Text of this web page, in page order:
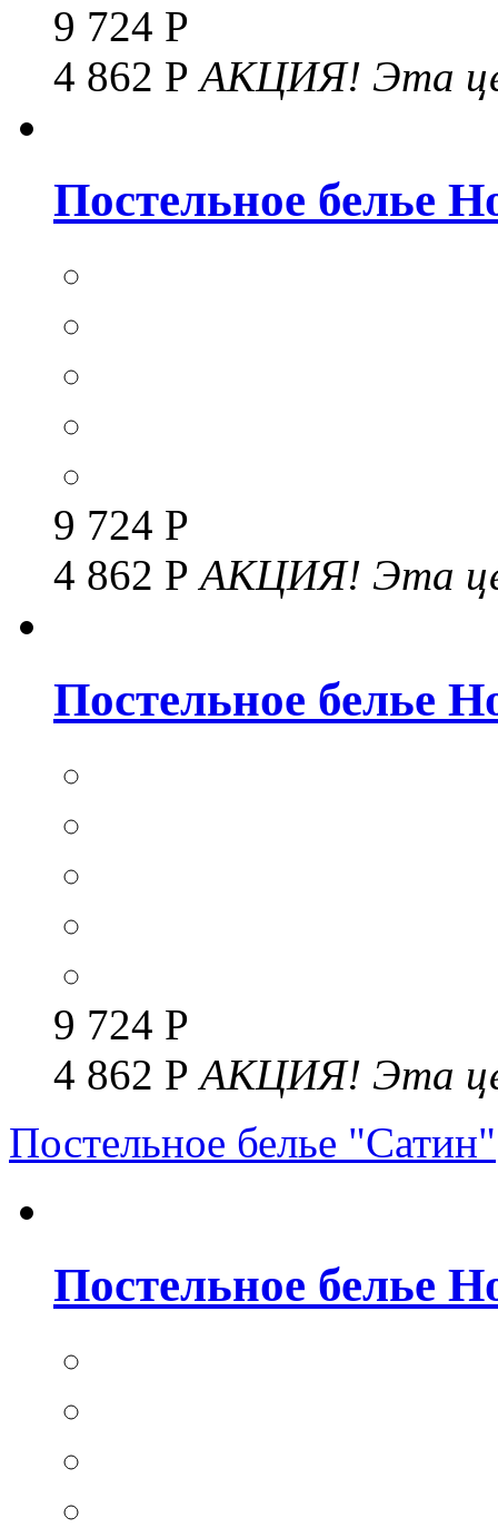
9 724 Р
4 862 Р АКЦИЯ! Эта
Постельное белье
9 724 Р
4 862 РАКЦИЯ! Эта
Постельное белье
9 724 Р
4 862 РАКЦИЯ! Эта
Постельное белье "Сатин"
Постельное белье